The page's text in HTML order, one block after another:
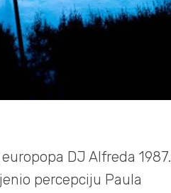
DJ Alfreda 1987.
percepciju Paula